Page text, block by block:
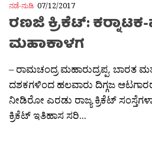
ನಡೆ-ನುಡಿ 07/12/2017
ರಣಜಿ ಕ್ರಿಕೆಟ್:
ಮಹಾಕಾಳಗ
– ರಾಮಚಂದ್ರ ಮಹಾರುದ್ರಪ್ಪ. ಬಾರತ
ದಶಕಗಳಿಂದ ಹಲವಾರು ದಿಗ್ಗಜ
ನೀಡಿರೋ ಎರಡು ರಾಜ್ಯ ಕ್ರಿಕೆಟ್
ಕ್ರಿಕೆಟ್ ಇತಿಹಾಸ ಸರಿ...